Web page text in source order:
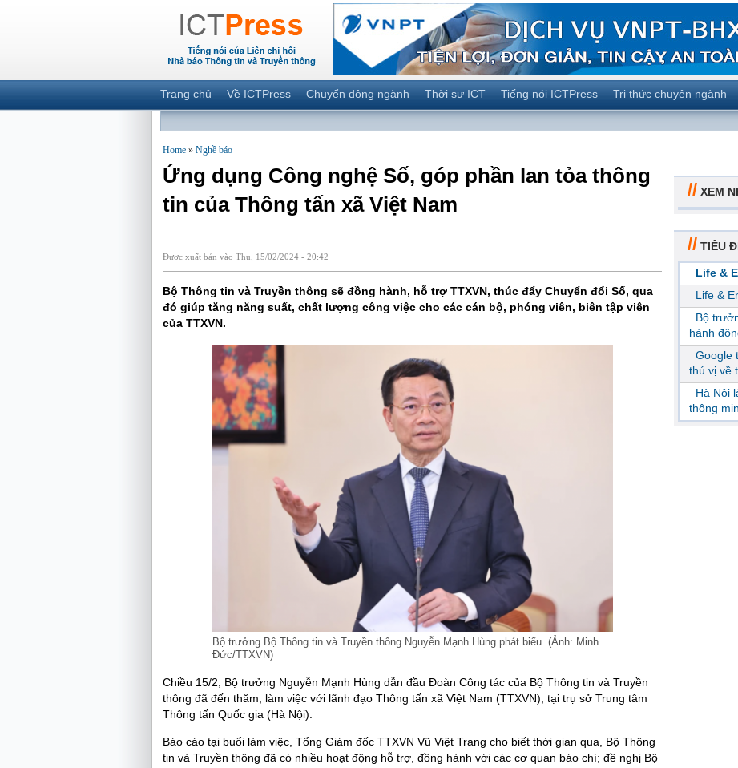
Trang chủ Về ICTPress Chuyển động ngành Thời sự ICT Tiếng nói ICTPress Tri thức chuyên ngành
Home » Nghề báo
Ứng dụng Công nghệ Số, góp phần lan tỏa thông
tin của Thông tấn xã Việt Nam
Được xuất bản vào Thu, 15/02/2024 - 20:42
Bộ Thông tin và Truyền thông sẽ đồng hành, hỗ trợ TTXVN, thúc đẩy Chuyển đổi Số, qua
đó giúp tăng năng suất, chất lượng công việc cho các cán bộ, phóng viên, biên tập viên
của TTXVN.
Bộ trưởng Bộ Thông tin và Truyền thông Nguyễn Mạnh Hùng phát biểu. (Ảnh: Minh
Đức/TTXVN)
Chiều 15/2, Bộ trưởng Nguyễn Mạnh Hùng dẫn đầu Đoàn Công tác của Bộ Thông tin và Truyền
thông đã đến thăm, làm việc với lãnh đạo Thông tấn xã Việt Nam (TTXVN), tại trụ sở Trung tâm
Thông tấn Quốc gia (Hà Nội).
Báo cáo tại buổi làm việc, Tổng Giám đốc TTXVN Vũ Việt Trang cho biết thời gian qua, Bộ Thông
tin và Truyền thông đã có nhiều hoạt động hỗ trợ, đồng hành với các cơ quan báo chí; đề nghị Bộ
// XEM
// TIÊU
Life &
Life &
Bộ
hành
Google
thú vị về
Hà Nội
thông